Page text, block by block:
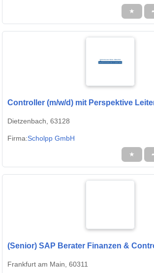
★
Controller (m/w/d) mit Perspektive
Dietzenbach, 63128
Firma:Scholpp GmbH
★
(Senior) SAP Berater Finanzen &
Frankfurt am Main, 60311